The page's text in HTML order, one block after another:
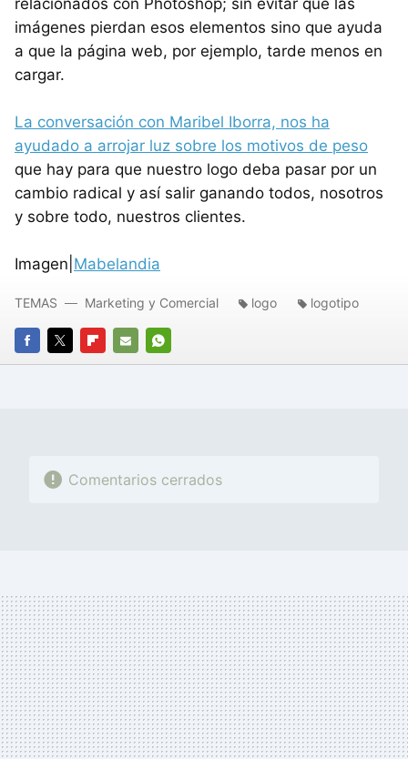
relacionados con Photoshop; sin evitar que las
imágenes pierdan esos elementos sino que ayuda
a que la página web, por ejemplo, tarde menos en
cargar.
La conversación con Maribel Iborra, nos ha
ayudado a arrojar luz sobre los motivos de peso
que hay para que nuestro logo deba pasar por un
cambio radical y así salir ganando todos, nosotros
y sobre todo, nuestros clientes.
Imagen| Mabelandia
FACEBOOK
TWITTERFLIPBOARD
E-
WHATSAPP
TEMAS Marketing y Comercial logo logotipo
Comentarios cerrados